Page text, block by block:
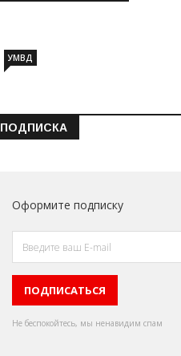
УМВД
ПОДПИСКА
Оформите подписку
Не беспокойтесь, мы ненавидим спам